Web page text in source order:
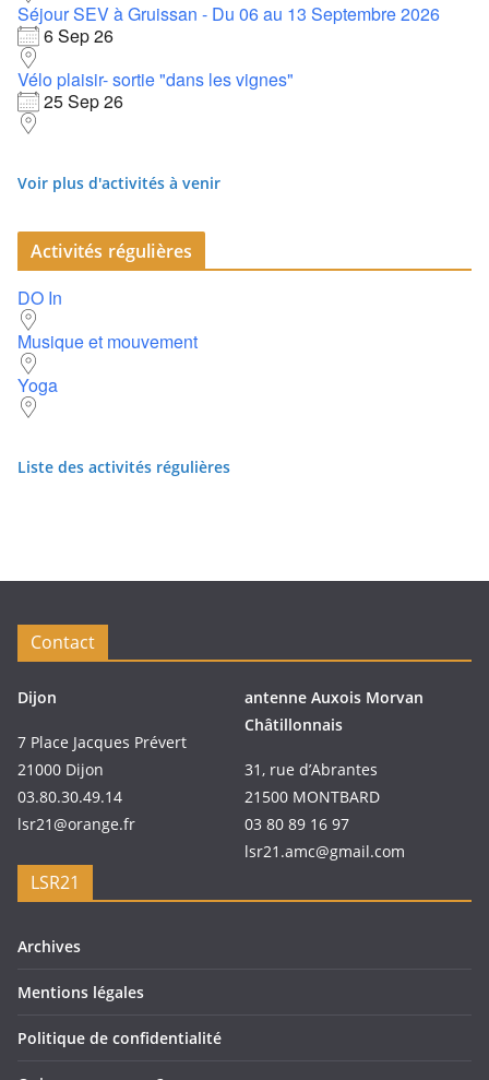
Séjour SEV à Gruissan - Du 06 au 13 Septembre 2026
6 Sep 26
Vélo plaisir- sortie "dans les vignes"
25 Sep 26
Voir plus d'activités à venir
Activités régulières
DO In
Musique et mouvement
Yoga
Liste des activités régulières
Contact
Dijon
7 Place Jacques Prévert
21000 Dijon
03.80.30.49.14
lsr21@orange.fr
antenne Auxois Morvan
Châtillonnais
31, rue d’Abrantes
21500 MONTBARD
03 80 89 16 97
lsr21.amc@gmail.com
LSR21
Archives
Mentions légales
Politique de confidentialité